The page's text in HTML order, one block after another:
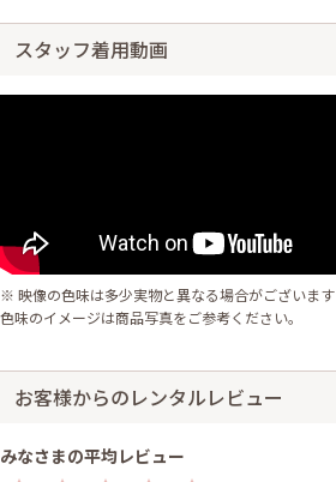
スタッフ着用動画
※ 映像の色味は多少実物と異なる場合がございます
色味のイメージは商品写真をご参考ください。
お客様からのレンタルレビュー
みなさまの平均レビュー